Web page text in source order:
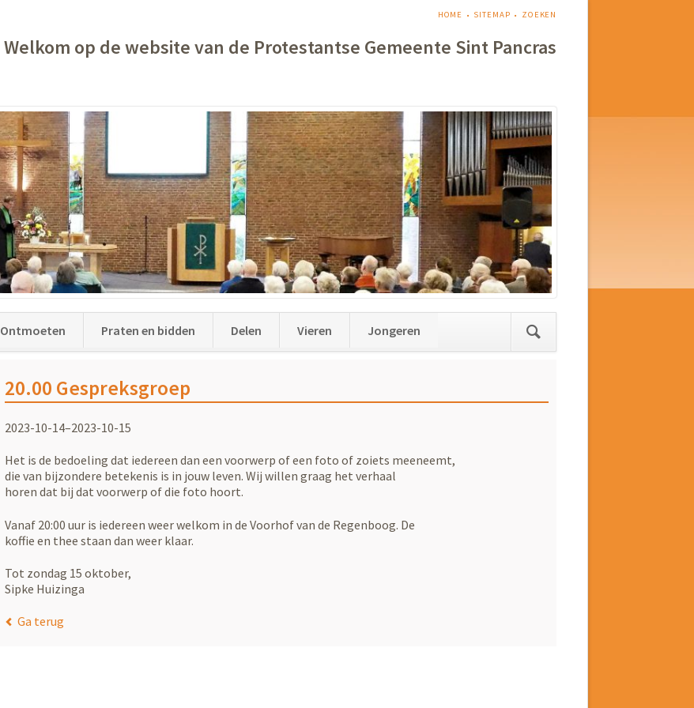
NAVIGATIE
HOME SITEMAP ZOEKEN
Welkom op de website van de Protestantse Gemeente Sint Pancras
Ontmoeten Praten en bidden Delen Vieren
Jongeren
20.00 Gespreksgroep
2023-10-14–2023-10-15
Het is de bedoeling dat iedereen dan een voorwerp of een foto of zoiets meeneemt,
die van bijzondere betekenis is in jouw leven. Wij willen graag het verhaal
horen dat bij dat voorwerp of die foto hoort.
Vanaf 20:00 uur is iedereen weer welkom in de Voorhof van de Regenboog. De
koffie en thee staan dan weer klaar.
Tot zondag 15 oktober,
Sipke Huizinga
Ga terug